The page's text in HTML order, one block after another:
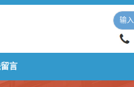
言